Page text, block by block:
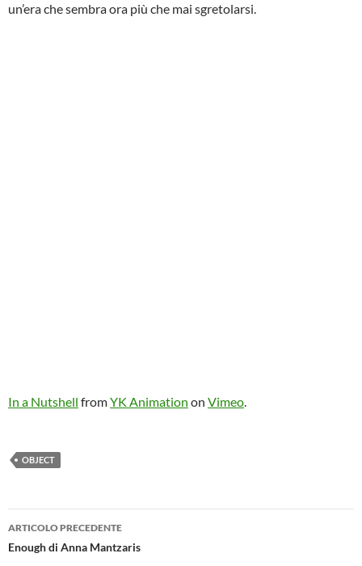
un’era che sembra ora più che mai sgretolarsi.
In a Nutshell fromYK Animation on Vimeo.
OBJECT
Navigazione
articolo
ARTICOLO PRECEDENTE
Enough di Anna Mantzaris